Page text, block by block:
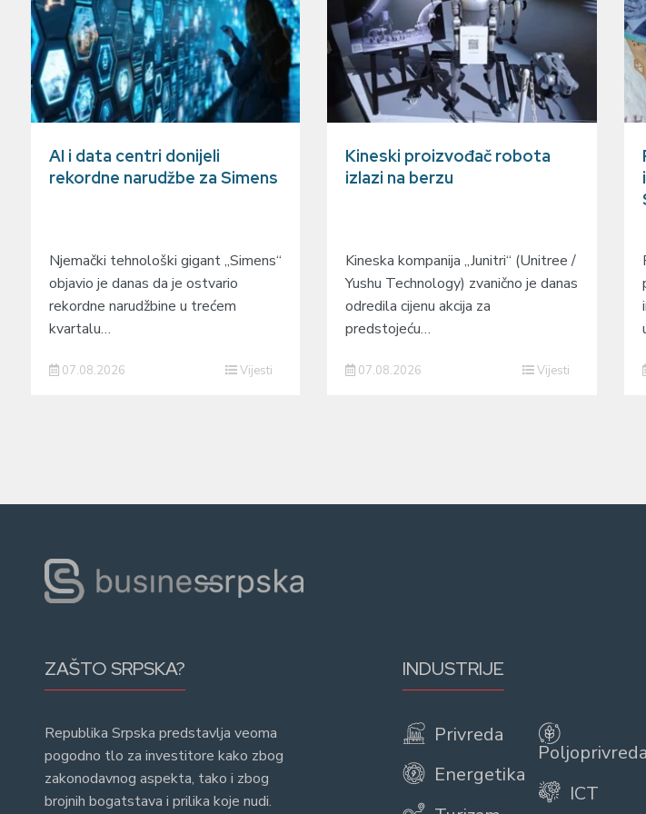
AI i data centri donijeli
rekordne narudžbe za Simens
Njemački tehnološki gigant „Simens“
objavio je danas da je ostvario
rekordne narudžbine u trećem
kvartalu…
07.08.2026 Vijesti
Kineski proizvođač robota
izlazi na berzu
Kineska kompanija „Junitri“ (Unitree /
Yushu Technology) zvanično je danas
odredila cijenu akcija za
predstojeću…
07.08.2026 Vijesti
ZAŠTO SRPSKA?
Republika Srpska predstavlja veoma
pogodno tlo za investitore kako zbog
zakonodavnog aspekta, tako i zbog
brojnih bogatstava i prilika koje nudi.
INDUSTRIJE
Privreda
Energetika
Poljoprivreda
ICT